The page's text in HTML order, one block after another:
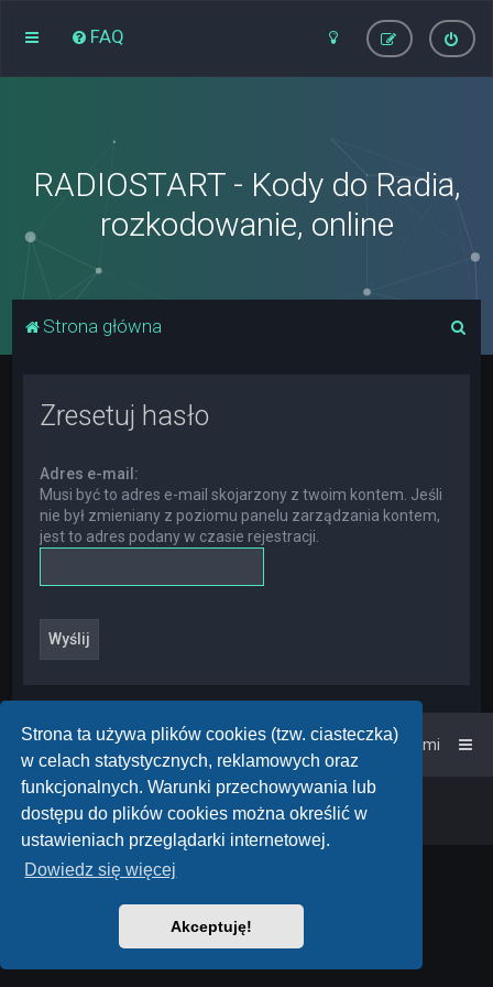
Strona ta używa plików cookies (tzw. ciasteczka)
w celach statystycznych, reklamowych oraz
funkcjonalnych. Warunki przechowywania lub
dostępu do plików cookies można określić w
ustawieniach przeglądarki internetowej.
Dowiedz się więcej
Akceptuję!
FAQ
RADIOSTART - Kody do Radia,
rozkodowanie, online
Strona główna
Zresetuj hasło
Adres e-mail:
Musi być to adres e-mail skojarzony z twoim kontem. Jeśli
nie był zmieniany z poziomu panelu zarządzania kontem,
jest to adres podany w czasie rejestracji.
Strona główna Kontakt z nami
Powered by phpBB • Design by
PlanetStyles
Polski pakiet językowy dostarczaphpBB.pl